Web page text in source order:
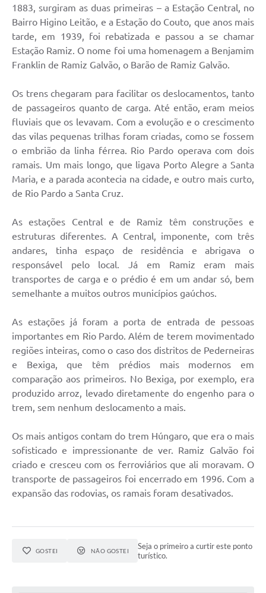
Projetos
Contas Públicas
Legislação
Serviços Online
Telefones Úteis
Transparência
1883, surgiram as duas primeiras – a Estação Central, no
Bairro Higino Leitão, e a Estação do Couto, que anos mais
tarde, em 1939, foi rebatizada e passou a se chamar
Estação Ramiz. O nome foi uma homenagem a Benjamim
Franklin de Ramiz Galvão, o Barão de Ramiz Galvão.
Os trens chegaram para facilitar os deslocamentos, tanto
de passageiros quanto de carga. Até então, eram meios
fluviais que os levavam. Com a evolução e o crescimento
das vilas pequenas trilhas foram criadas, como se fossem
o embrião da linha férrea. Rio Pardo operava com dois
ramais. Um mais longo, que ligava Porto Alegre a Santa
Maria, e a parada acontecia na cidade, e outro mais curto,
de Rio Pardo a Santa Cruz.
As estações Central e de Ramiz têm construções e
estruturas diferentes. A Central, imponente, com três
andares, tinha espaço de residência e abrigava o
responsável pelo local. Já em Ramiz eram mais
transportes de carga e o prédio é em um andar só, bem
semelhante a muitos outros municípios gaúchos.
As estações já foram a porta de entrada de pessoas
importantes em Rio Pardo. Além de terem movimentado
regiões inteiras, como o caso dos distritos de Pederneiras
e Bexiga, que têm prédios mais modernos em
comparação aos primeiros. No Bexiga, por exemplo, era
produzido arroz, levado diretamente do engenho para o
trem, sem nenhum deslocamento a mais.
Os mais antigos contam do trem Húngaro, que era o mais
sofisticado e impressionante de ver. Ramiz Galvão foi
criado e cresceu com os ferroviários que ali moravam. O
transporte de passageiros foi encerrado em 1996. Com a
expansão das rodovias, os ramais foram desativados.
GOSTEI NÃO GOSTEI
Seja o primeiro a curtir este ponto
turístico.